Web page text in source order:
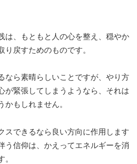
は、もともと人の心を整え、穏やか
り戻すためのものです。
なら素晴らしいことですが、やり方
が緊張してしまうようなら、それは
かもしれません。
スできるなら良い方向に作用します
う信仰は、かえってエネルギーを消
。